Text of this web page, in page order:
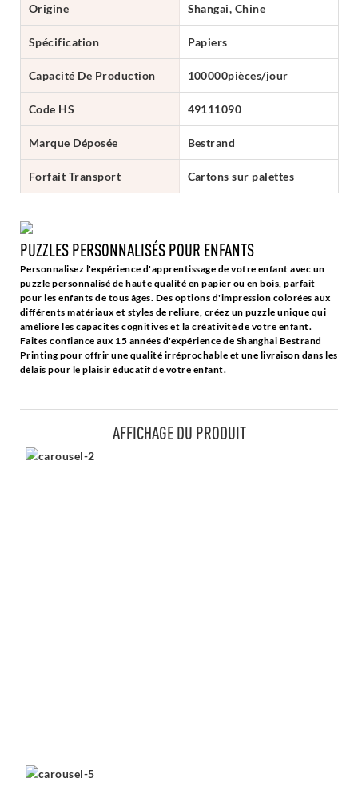
Origine Shangai, Chine
Spécification Papiers
Capacité De Production 100000pièces/jour
Code HS 49111090
Marque Déposée Bestrand
Forfait Transport Cartons sur palettes
PUZZLES PERSONNALISÉS POUR ENFANTS
Personnalisez l'expérience d'apprentissage de votre enfant avec un
puzzle personnalisé de haute qualité en papier ou en bois, parfait
pour les enfants de tous âges. Des options d'impression colorées aux
différents matériaux et styles de reliure, créez un puzzle unique qui
améliore les capacités cognitives et la créativité de votre enfant.
Faites confiance aux 15 années d'expérience de Shanghai Bestrand
Printing pour offrir une qualité irréprochable et une livraison dans les
délais pour le plaisir éducatif de votre enfant.
AFFICHAGE DU PRODUIT